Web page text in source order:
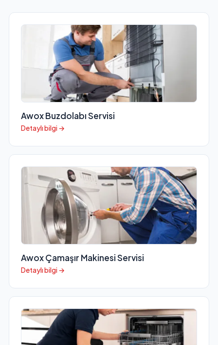
Awox Buzdolabı Servisi
Detaylı bilgi →
Awox Çamaşır Makinesi Servisi
Detaylı bilgi →